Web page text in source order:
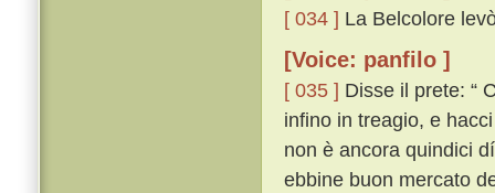
[ 034 ] La Belcolore
[Voice: panfilo ]
[ 035 ] Disse il prete: “
infino in treagio, e
non è ancora quindici
ebbine buon mercato